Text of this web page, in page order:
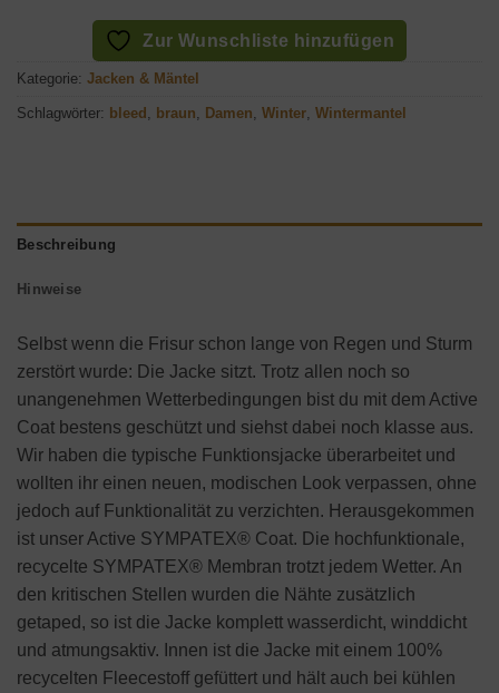
Zur Wunschliste hinzufügen
Kategorie: Jacken & Mäntel
Schlagwörter: bleed , braun, Damen, Winter, Wintermantel
Beschreibung
Hinweise
Selbst wenn die Frisur schon lange von Regen und Sturm
zerstört wurde: Die Jacke sitzt. Trotz allen noch so
unangenehmen Wetterbedingungen bist du mit dem Active
Coat bestens geschützt und siehst dabei noch klasse aus.
Wir haben die typische Funktionsjacke überarbeitet und
wollten ihr einen neuen, modischen Look verpassen, ohne
jedoch auf Funktionalität zu verzichten. Herausgekommen
ist unser Active SYMPATEX® Coat. Die hochfunktionale,
recycelte SYMPATEX® Membran trotzt jedem Wetter. An
den kritischen Stellen wurden die Nähte zusätzlich
getaped, so ist die Jacke komplett wasserdicht, winddicht
und atmungsaktiv. Innen ist die Jacke mit einem 100%
recycelten Fleecestoff gefüttert und hält auch bei kühlen